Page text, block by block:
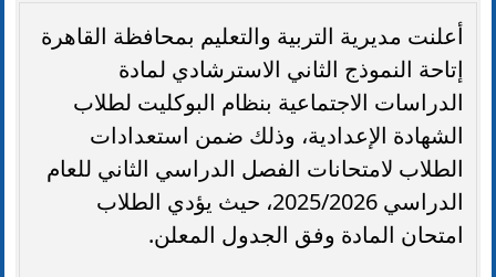
أعلنت مديرية التربية والتعليم بمحافظة القاهرة
إتاحة النموذج الثاني الاسترشادي لمادة
الدراسات الاجتماعية بنظام البوكليت لطلاب
الشهادة الإعدادية، وذلك ضمن استعدادات
الطلاب لامتحانات الفصل الدراسي الثاني للعام
الدراسي 2025/2026، حيث يؤدي الطلاب
امتحان المادة وفق الجدول المعلن.